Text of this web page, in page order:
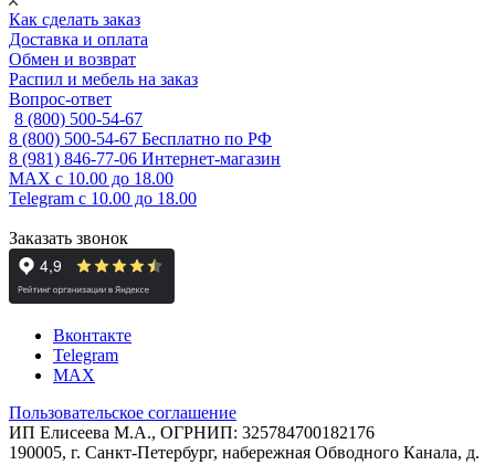
Как сделать заказ
Доставка и оплата
Обмен и возврат
Распил и мебель на заказ
Вопрос-ответ
8 (800) 500-54-67
8 (800) 500-54-67 Бесплатно по РФ
8 (981) 846-77-06 Интернет-магазин
MAX с 10.00 до 18.00
Telegram с 10.00 до 18.00
Заказать звонок
Вконтакте
Telegram
MAX
Пользовательское соглашение
ИП Елисеева М.А., ОГРНИП: 325784700182176
190005, г. Санкт-Петербург, набережная Обводного Канала, д.